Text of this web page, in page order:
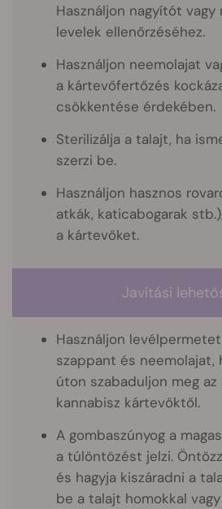
Használjon nagyítót vagy
levelek ellenőrzéséhez.
Használjon neemolajat
a kártevőfertőzés
csökkentése érdekében.
Sterilizálja a talajt, ha
szerzi be.
Használjon hasznos
atkák, katicabogarak
a kártevőket.
Javítási
Használjon
szappant és neemolajat,
úton szabaduljon meg az
kannabisz kártevőktől.
A gombaszúnyog a
a túlöntözést jelzi.
és hagyja kiszáradni a
be a talajt homokkal